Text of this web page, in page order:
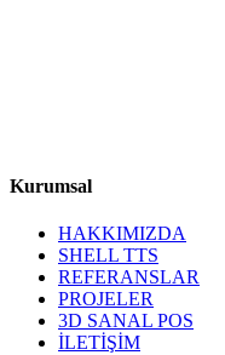
Kurumsal
HAKKIMIZDA
SHELL TTS
REFERANSLAR
PROJELER
3D SANAL POS
İLETIŞIM